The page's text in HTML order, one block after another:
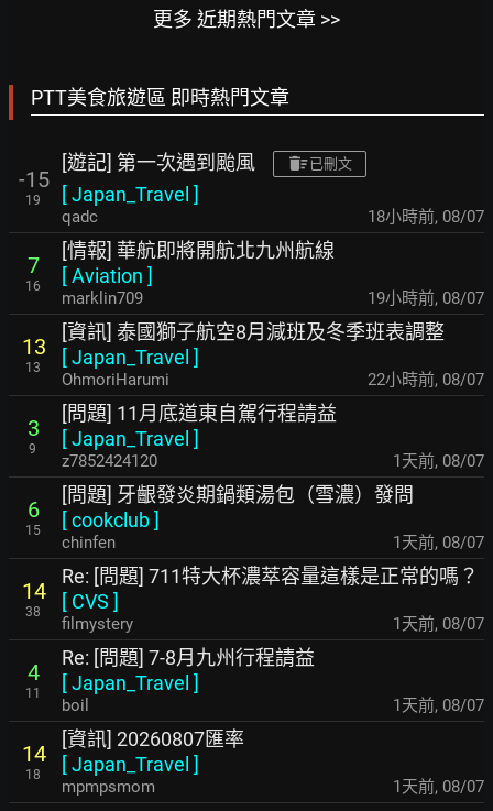
更多 近期熱門文章 >>
PTT美食旅遊區 即時熱門文章
-15
19
[遊記] 第一次遇到颱風 已刪文
[Japan_Travel ]
qadc 18小時前, 08/07
7
16
[情報] 華航即將開航北九州航線
[Aviation ]
marklin709 19小時前, 08/07
13
13
[資訊] 泰國獅子航空8月減班及冬季班表調整
[Japan_Travel ]
OhmoriHarumi 22小時前, 08/07
3
9
[問題] 11月底道東自駕行程請益
[Japan_Travel ]
z7852424120 1天前, 08/07
6
15
[問題] 牙齦發炎期鍋類湯包（雪濃）發問
[cookclub]
chinfen 1天前, 08/07
14
38
Re: [問題] 711特大杯濃萃容量這樣是正常的嗎？
[ CVS ]
filmystery 1天前, 08/07
4
11
Re: [問題] 7-8月九州行程請益
[Japan_Travel ]
boil 1天前, 08/07
14
18
[資訊] 20260807匯率
[Japan_Travel ]
mpmpsmom 1天前, 08/07